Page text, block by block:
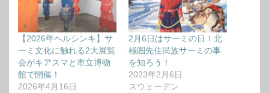
【2026年ヘルシンキ】サ
ーミ文化に触れる2大展覧
会がキアスマと市立博物
館で開催！
2026年4月16日
2月6日はサーミの日！北
極圏先住民族サーミの事
を知ろう！
2023年2月6日
スウェーデン